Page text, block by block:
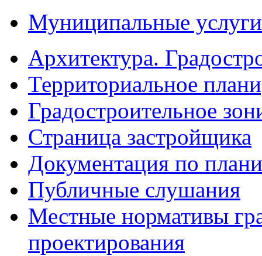
Муниципальные услуги
Архитектура.
Территориальное
Градостроительное
Страница застройщика
Документация по
Публичные слушания
Местные нормативы
проектирования